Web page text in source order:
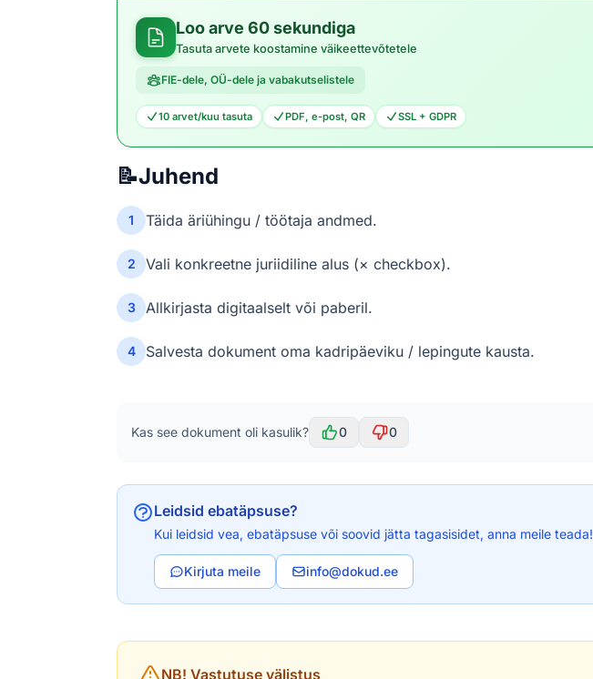
Loo arve 60 sekundiga
Tasuta arvete koostamine väikeettevõtetele
FIE-dele, OÜ-dele ja vabakutselistele
10 arvet/kuu tasuta PDF, e-post, QR SSL + GDPR
📝Juhend
1 Täida äriühingu / töötaja andmed.
2 Vali konkreetne juriidiline alus (× checkbox).
3 Allkirjasta digitaalselt või paberil.
4 Salvesta dokument oma kadripäeviku / lepingute kausta.
Kas see dokument oli kasulik? 0 0
Leidsid ebatäpsuse?
Kui leidsid vea, ebatäpsuse või soovid jätta tagasisidet, anna meile teada!
Kirjuta meile info@dokud.ee
NB! Vastutuse välistus